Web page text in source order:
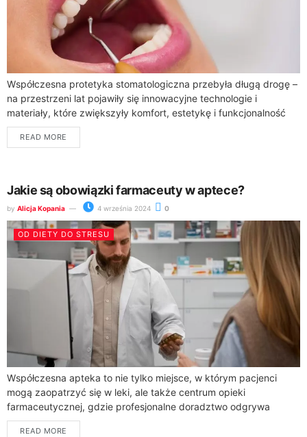
Współczesna protetyka stomatologiczna przebyła długą drogę –
na przestrzeni lat pojawiły się innowacyjne technologie i
materiały, które zwiększyły komfort, estetykę i funkcjonalność
protez zębowych. Pacjenci mogą obecnie korzystać z
rozwiązań,...
READ MORE
Jakie są obowiązki farmaceuty w aptece?
by Alicja Kopania 4 września 2024 0
OD DIETY DO STRESU
Współczesna apteka to nie tylko miejsce, w którym pacjenci
mogą zaopatrzyć się w leki, ale także centrum opieki
farmaceutycznej, gdzie profesjonalne doradztwo odgrywa
kluczową rolę w procesie leczenia. Farmaceuci, będący...
READ MORE